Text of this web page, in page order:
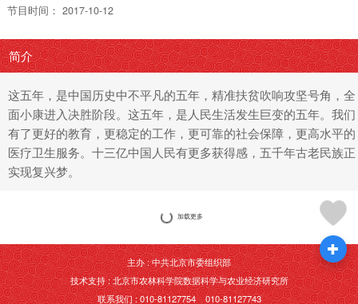
节目时间： 2017-10-12
简介
这五年，是中国历史中不平凡的五年，精准扶贫吹响攻坚号角，全
面小康进入决胜阶段。这五年，是人民生活发生巨变的五年。我们
有了更好的教育，更稳定的工作，更可靠的社会保障，更高水平的
医疗卫生服务。十三亿中国人民有更多获得感，五千年古老民族正
实现复兴梦。
加载更多
主办 : 中共北京市委组织部
技术支持 : 北京市农林科学院数据科学与农业经济研究所
联系我们 : 010-81127754 010-81127743